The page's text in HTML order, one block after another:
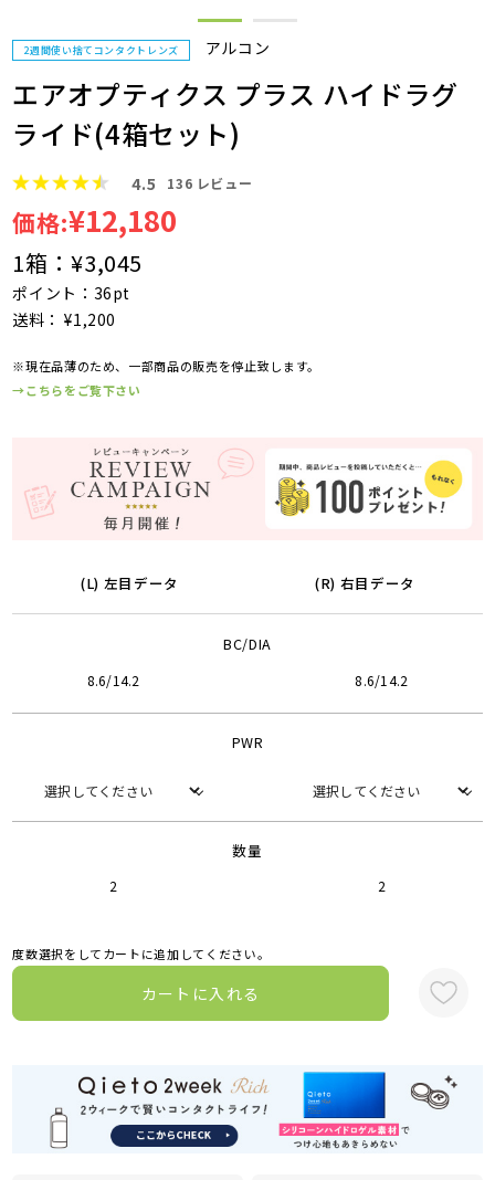
2週間使い捨てコンタクトレンズ アルコン
エアオプティクス プラス ハイドラグ
ライド(4箱セット)
4.5 136 レビュー
価格:¥12,180
1箱：¥3,045
ポイント：36pt
送料： ¥1,200
※現在品薄のため、一部商品の販売を停止致します。
→こちらをご覧下さい
(L) 左目データ (R) 右目データ
BC/DIA
8.6/14.2 8.6/14.2
PWR
数量
2 2
度数選択をしてカートに追加してください。
カートに入れる